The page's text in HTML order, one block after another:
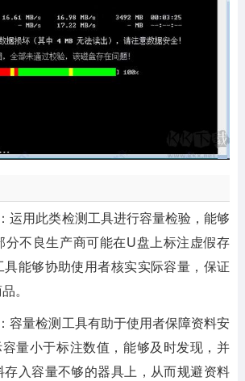
运用此类检测工具进行容量检验，能够
分不良生产商可能在U盘上标注虚假存
能够协助使用者核实实际容量，保证
。
容量检测工具有助于使用者保障资料安
量小于标注数值，能够及时发现，并
存入容量不够的器具上，从而规避资料